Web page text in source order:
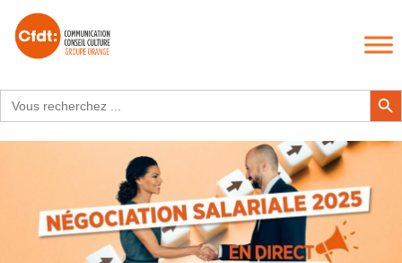
for:
Search